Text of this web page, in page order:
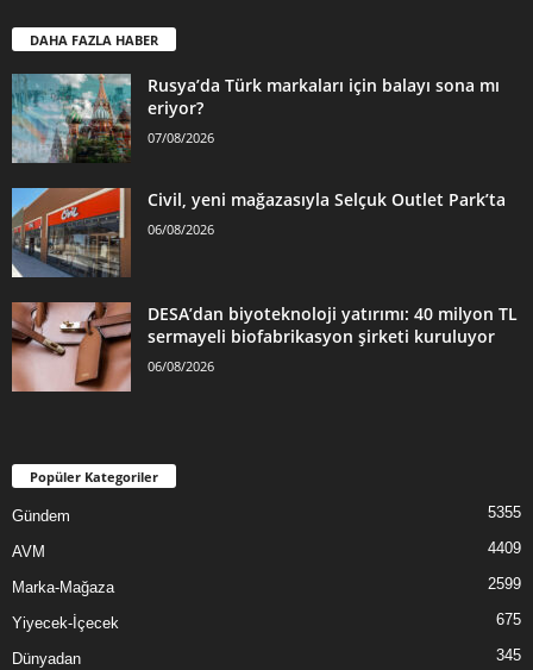
DAHA FAZLA HABER
Rusya’da Türk markaları için balayı sona mı
eriyor?
07/08/2026
Civil, yeni mağazasıyla Selçuk Outlet Park’ta
06/08/2026
DESA’dan biyoteknoloji yatırımı: 40 milyon TL
sermayeli biofabrikasyon şirketi kuruluyor
06/08/2026
Popüler Kategoriler
Gündem 5355
AVM 4409
Marka-Mağaza 2599
Yiyecek-İçecek 675
Dünyadan 345